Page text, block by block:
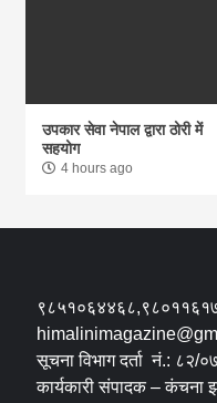
उपकार सेवा नेपाल द्वारा ठोरी में
सहयोग
4 hours ago
सूचना विभाग दर्ता नं.: ८२/
कार्यकारी संपादक – कंचना